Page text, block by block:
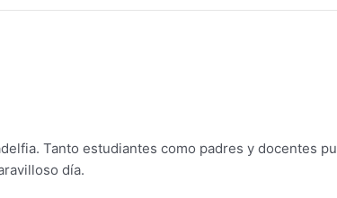
Tanto estudiantes como padres y docentes
día.